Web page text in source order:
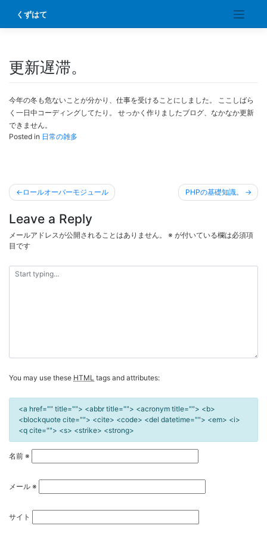
content
くずはて
更新遅滞。
今年の冬も危ないことが分かり、仕事を受けることにしました。 ここしばら
く一日中コーディングしてたり。 せっかく作りましたブログ、なかなか更新
できません。
Posted in 日常の雑多
投
稿
ナ
ビ
ゲ
ー
シ
ロールオーバーモジュール PHPの基礎知識。
Leave a Reply
メールアドレスが公開されることはありません。 ※ が付いている欄は必須項
目です
You may use these HTML tags and attributes:
<a href="" title=""> <abbr title=""> <acronym title=""> <b>
<blockquote cite=""> <cite> <code> <del datetime=""> <em> <i>
<q cite=""> <s> <strike> <strong>
名前 ※
メール ※
サイト